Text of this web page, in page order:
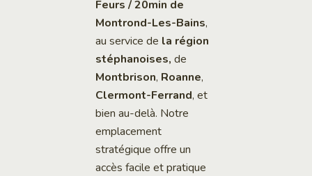
Feurs / 20min de
Montrond-Les-Bains,
au service de la région
stéphanoises,de
Montbrison, Roanne,
Clermont-Ferrand, et
bien au-delà. Notre
emplacement
stratégique offre un
accès facile et pratique